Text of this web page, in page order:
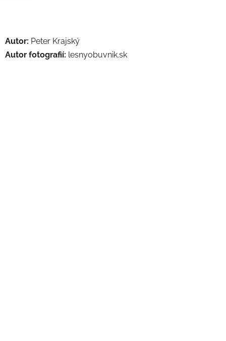
Autor: Peter Krajský
Autor fotografií: lesnyobuvnik.sk